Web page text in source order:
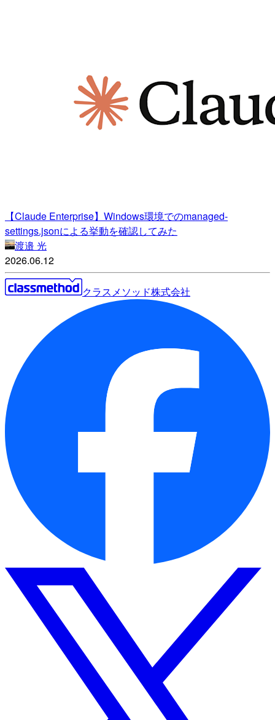
【Claude Enterprise】Windows環境でのmanaged-
settings.jsonによる挙動を確認してみた
渡邉 光
2026.06.12
クラスメソッド株式会社